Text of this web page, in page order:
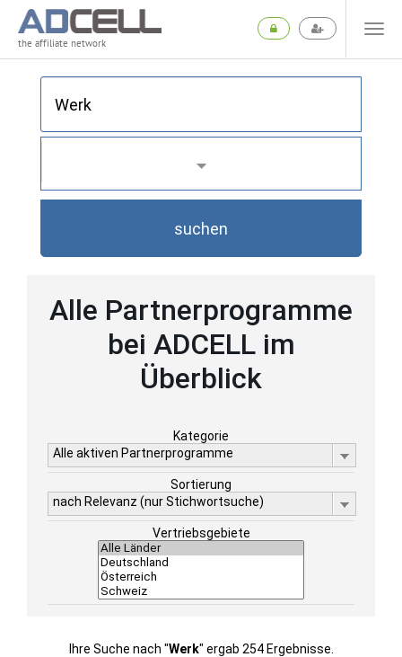
the affiliate network
suchen
Alle Partnerprogramme
bei ADCELL im
Überblick
Kategorie
Alle aktiven Partnerprogramme
Sortierung
nach Relevanz (nur Stichwortsuche)
Vertriebsgebiete
Ihre Suche nach "Werk" ergab 254 Ergebnisse.